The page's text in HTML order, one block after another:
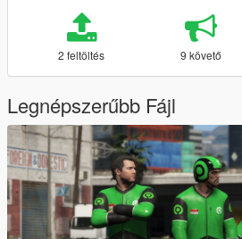
2 feltöltés 9 követő
Legnépszerűbb Fájl